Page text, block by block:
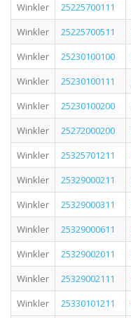
Winkler
25225700111
Winkler
25225700511
Winkler
25230100100
Winkler
25230100111
Winkler
25230100200
Winkler
25272000200
Winkler
25325701211
Winkler
25329000211
Winkler
25329000311
Winkler
25329000611
Winkler
25329002011
Winkler
25329002111
Winkler
25330101211